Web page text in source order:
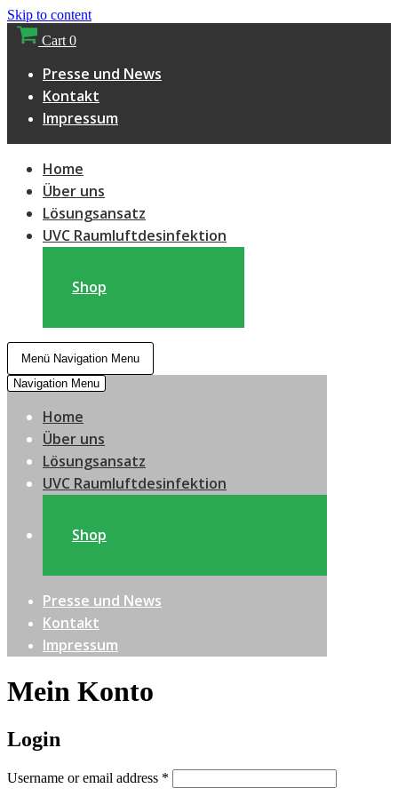
Skip to content
Cart 0
Presse und News
Kontakt
Impressum
Home
Über uns
Lösungsansatz
UVC Raumluftdesinfektion
Shop
Menü Navigation Menu
Navigation Menu
Home
Über uns
Lösungsansatz
UVC Raumluftdesinfektion
Shop
Presse und News
Kontakt
Impressum
Mein Konto
Login
Username or email address *